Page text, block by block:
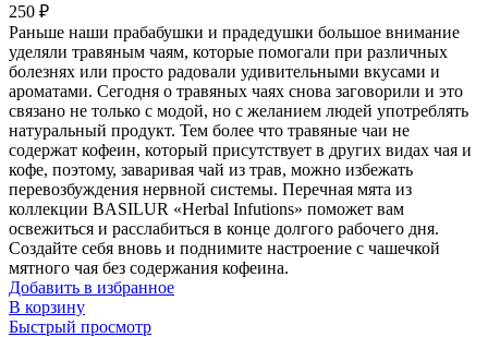
250 ₽
Раньше наши прабабушки и прадедушки большое внимание
уделяли травяным чаям, которые помогали при различных
болезнях или просто радовали удивительными вкусами и
ароматами. Сегодня о травяных чаях снова заговорили и это
связано не только с модой, но с желанием людей употреблять
натуральный продукт. Тем более что травяные чаи не
содержат кофеин, который присутствует в других видах чая и
кофе, поэтому, заваривая чай из трав, можно избежать
перевозбуждения нервной системы. Перечная мята из
коллекции BASILUR «Herbal Infutions» поможет вам
освежиться и расслабиться в конце долгого рабочего дня.
Создайте себя вновь и поднимите настроение с чашечкой
мятного чая без содержания кофеина.
Добавить в избранное
В корзину
Быстрый просмотр